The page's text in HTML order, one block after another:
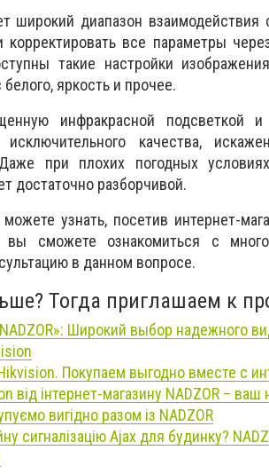
широкий диапазон
корректировать все параметры
такие настройки
яркость и прочее.
инфракрасной подсветкой
исключительного качества,
при плохих погодных
достаточно разборчивой.
узнать, посетив интернет-
сможете ознакомиться с
в данном вопросе.
Тогда приглашаем к
Широкий выбор надежного
Покупаем выгодно вместе с
від інтернет-магазину NADZOR – ваш
вигідно разом із NADZOR
сигналізацію Ajax для будинку?